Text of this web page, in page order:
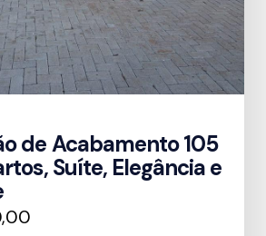
de Acabamento 105
Suíte, Elegância e